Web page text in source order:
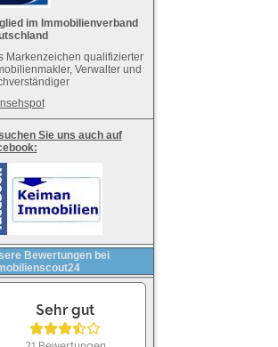
im Immobilienverband
Markenzeichen qualifizierter
Verwalter und
Sie uns auch auf
Bewertungen bei